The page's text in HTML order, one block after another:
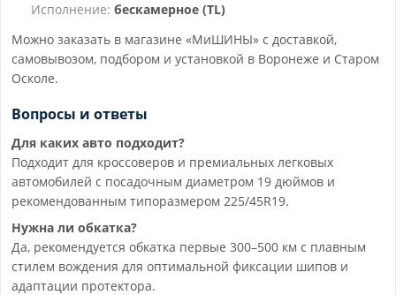
Исполнение: бескамерное (TL)
Можно заказать в магазине «МиШИНЫ» с доставкой,
самовывозом, подбором и установкой в Воронеже и Старом
Осколе.
Вопросы и ответы
Для каких авто подходит?
Подходит для кроссоверов и премиальных легковых
автомобилей с посадочным диаметром 19 дюймов и
рекомендованным типоразмером 225/45R19.
Нужна ли обкатка?
Да, рекомендуется обкатка первые 300–500 км с плавным
стилем вождения для оптимальной фиксации шипов и
адаптации протектора.